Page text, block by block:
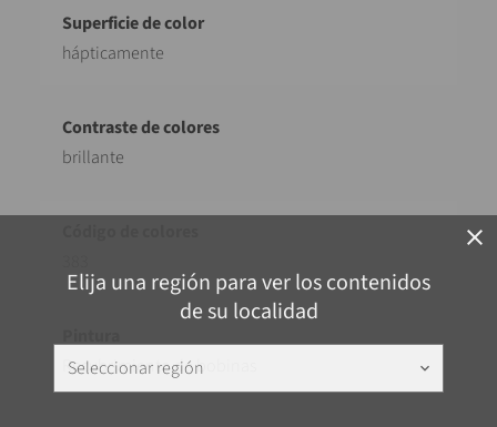
close
Elija una región para ver los contenidos
de su localidad
Seleccionar región keyboard_arrow_down
hápticamente
brillante
Recubrimiento de bobinas